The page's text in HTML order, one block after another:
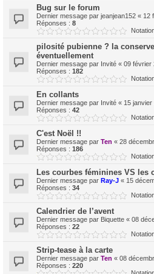
Bug sur le forum
Dernier message par jeanjean152 « 12
Réponses : 8
pilosité pubienne ? la
éventuellement
Dernier message par Invité « 09 février
Réponses : 182
En collants
Dernier message par Invité « 15 janvier
Réponses : 42
C'est Noël !!
Dernier message par Ten « 28
Réponses : 186
Les courbes féminines VS les
Dernier message par Ray-J « 15
Réponses : 34
Calendrier de l’avent
Dernier message par Biquette « 08
Réponses : 22
Strip-tease à la carte
Dernier message par Ten « 08
Réponses : 220